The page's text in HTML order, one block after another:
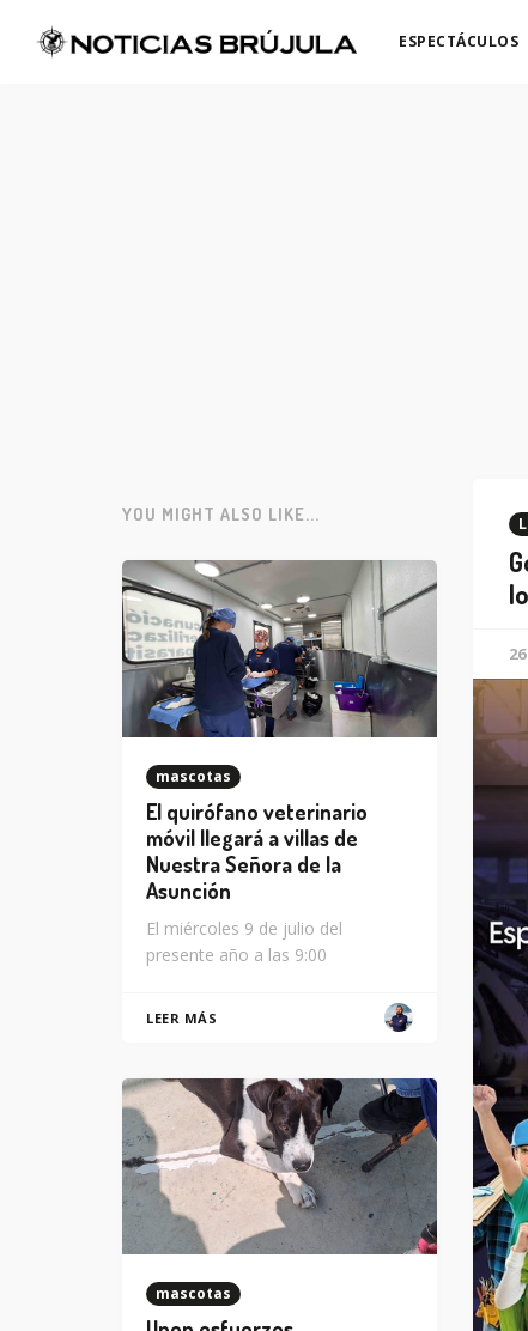
ESPECTÁCULOS
YOU MIGHT ALSO LIKE...
mascotas
El quirófano veterinario
móvil llegará a villas de
Nuestra Señora de la
Asunción
El miércoles 9 de julio del
presente año a las 9:00
LEER MÁS
mascotas